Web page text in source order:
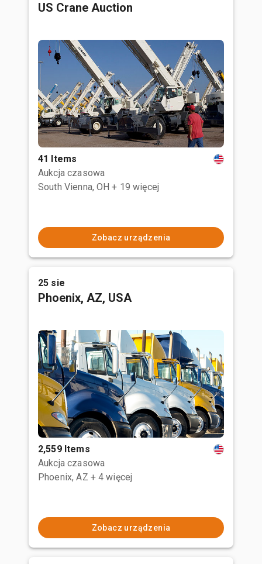
US Crane Auction
41 Items
Aukcja czasowa
South Vienna, OH + 19 więcej
Zobacz urządzenia
25 sie
Phoenix, AZ, USA
2,559 Items
Aukcja czasowa
Phoenix, AZ + 4 więcej
Zobacz urządzenia